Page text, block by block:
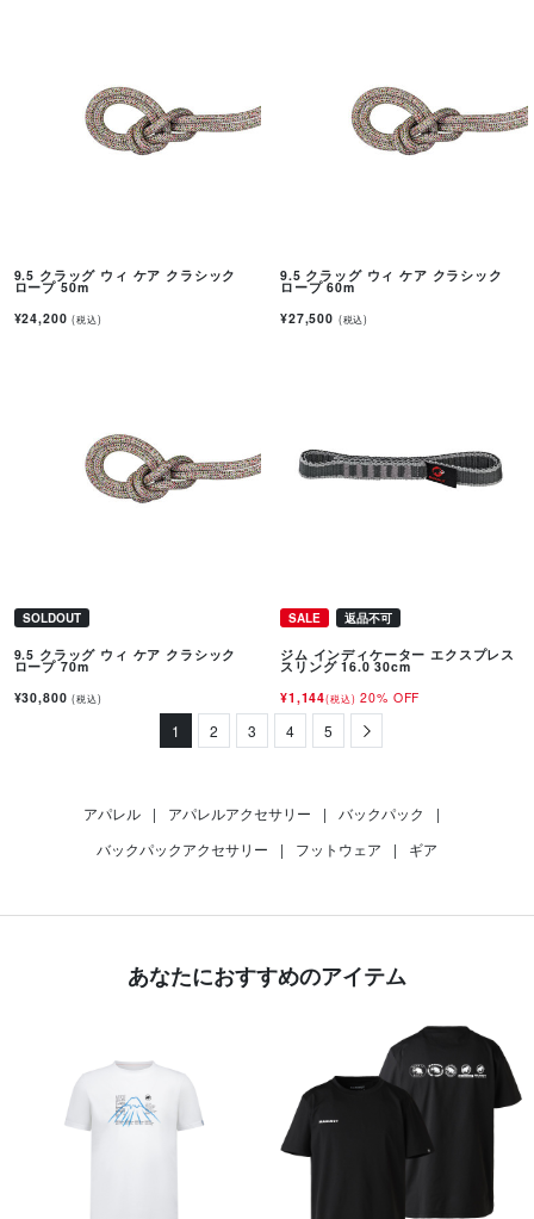
9.5 クラッグ ウィ ケア クラシック
ロープ 50m
¥24,200(税込)
9.5 クラッグ ウィ ケア クラシック
ロープ 60m
¥27,500 (税込)
SOLDOUT
9.5 クラッグ ウィ ケア クラシック
ロープ 70m
¥30,800(税込)
SALE 返品不可
ジム インディケーター エクスプレス
スリング 16.0 30cm
¥1,144(税込) 20% OFF
1 2 3 4 5
アパレル | アパレルアクセサリー | バックパック
|
バックパックアクセサリー
| フットウェア | ギア
あなたにおすすめのアイテム